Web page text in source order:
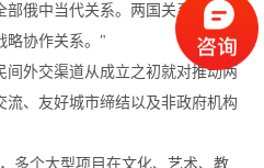
俄中当代关系。两国关系如今已
略协作关系。"
外交渠道从成立之初就对推动两
流、友好城市缔结以及非政府机构
个大型项目在文化、艺术、教